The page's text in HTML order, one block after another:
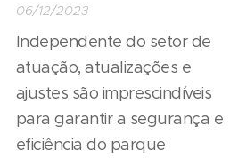
06/12/2023
Independente do setor de
atuação, atualizações e
ajustes são imprescindíveis
para garantir a segurança e
eficiência do parque